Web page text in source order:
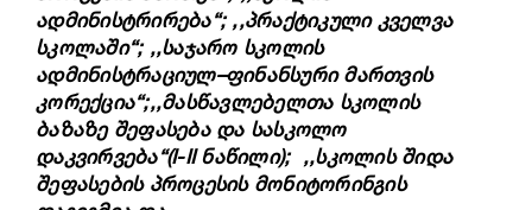
ადმინისტრირება“;,,პრაქტიკული კველვა
სკოლაში“; ,,საჯარო სკოლის
ადმინისტრაციულ–ფინანსური მართვის
კორექცია“;,,მასწავლებელთა სკოლის
ბაზაზე შეფასება და სასკოლო
დაკვირვება“(I-II ნაწილი); ,,სკოლის შიდა
შეფასების პროცესის მონიტორინგის